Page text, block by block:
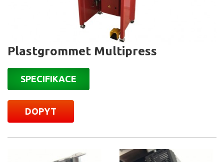
Plastgrommet Multipress
SPECIFIKACE
DOPYT